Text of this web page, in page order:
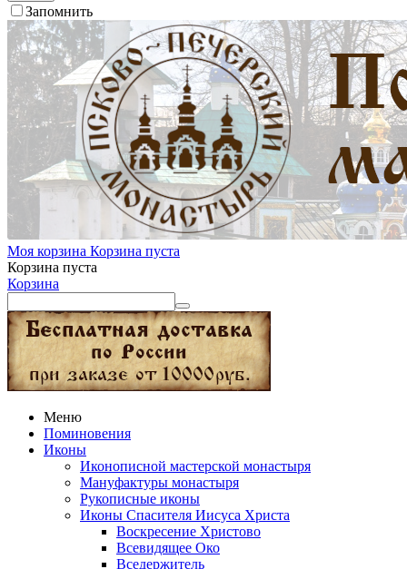
Запомнить
Моя корзина Корзина пуста
Корзина пуста
Корзина
Меню
Поминовения
Иконы
Иконописной мастерской монастыря
Мануфактуры монастыря
Рукописные иконы
Иконы Спасителя Иисуса Христа
Воскресение Христово
Всевидящее Око
Вседержитель